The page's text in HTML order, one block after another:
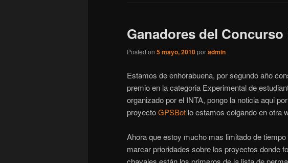
Ganadores del Concurso
Posted on 5 mayo, 2010poradmin
Estamos de enhorabuena, por segundo año
premio en la categoria Experimental de
organizado por el INTA, pongo la noticia aqui
proyectoGPSBot lo estamos colgando en otra
Ahora que estoy mucho mas limitado de
marcar prioridades sobre los proyectos donde